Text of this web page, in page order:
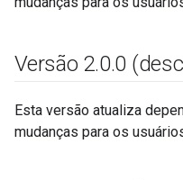
Versão 2.0.0
Esta versão atualiza
mudanças para os